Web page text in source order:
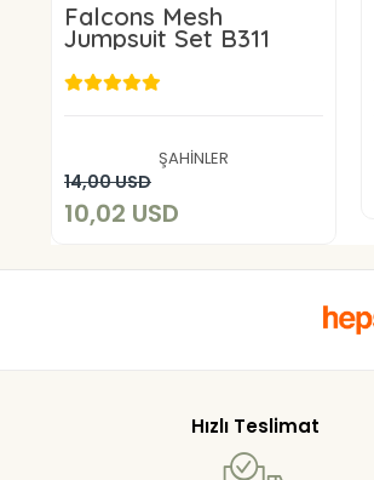
Falcons Mesh
Jumpsuit Set B311
ŞAHİNLER
14,00 USD
10,02 USD
Hızlı Teslimat